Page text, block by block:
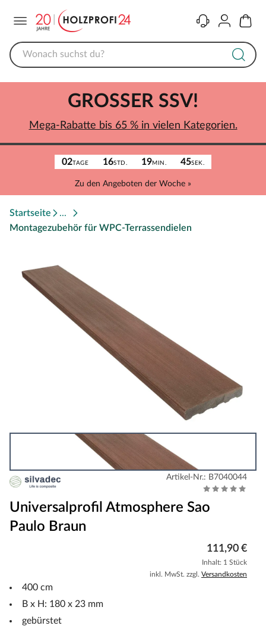
KontaktKonto
02TAGE 16STD. 19MIN. 45SEK.
Zu den Angeboten der Woche »
GROSSER SSV!
Mega-Rabatte bis 65 % in vielen Kategorien.
Startseite
Montagezubehör für WPC-Terrassendielen
Artikel-Nr.: B7040044
Universalprofil Atmosphere Sao
Paulo Braun
111,90 €
Inhalt: 1 Stück
inkl. MwSt. zzgl. Versandkosten
400 cm
B x H: 180 x 23 mm
gebürstet